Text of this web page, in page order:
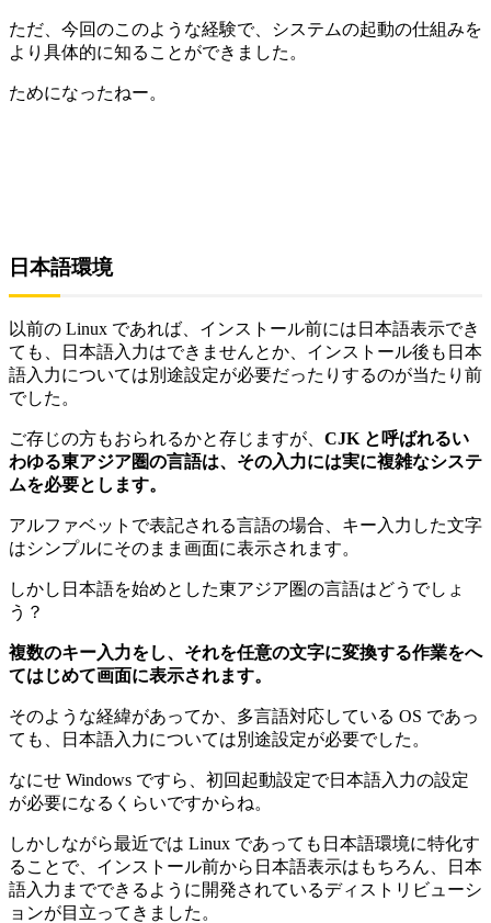
ただ、今回のこのような経験で、システムの起動の仕組みを
より具体的に知ることができました。
ためになったねー。
日本語環境
以前の Linux であれば、インストール前には日本語表示でき
ても、日本語入力はできませんとか、インストール後も日本
語入力については別途設定が必要だったりするのが当たり前
でした。
ご存じの方もおられるかと存じますが、 CJK と呼ばれるい
わゆる東アジア圏の言語は、その入力には実に複雑なシステ
ムを必要とします。
アルファベットで表記される言語の場合、キー入力した文字
はシンプルにそのまま画面に表示されます。
しかし日本語を始めとした東アジア圏の言語はどうでしょ
う？
複数のキー入力をし、それを任意の文字に変換する作業をへ
てはじめて画面に表示されます。
そのような経緯があってか、多言語対応している OS であっ
ても、日本語入力については別途設定が必要でした。
なにせ Windows ですら、初回起動設定で日本語入力の設定
が必要になるくらいですからね。
しかしながら最近では Linux であっても日本語環境に特化す
ることで、インストール前から日本語表示はもちろん、日本
語入力までできるように開発されているディストリビューシ
ョンが目立ってきました。